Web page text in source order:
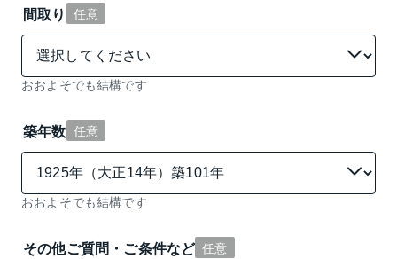
間取り 任意
おおよそでも結構です
築年数 任意
おおよそでも結構です
その他ご質問・ご条件など 任意